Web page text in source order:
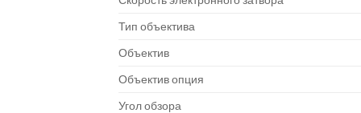
Тип объектива
Объектив
Объектив опция
Угол обзора